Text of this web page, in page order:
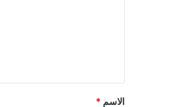
*
الاسم *